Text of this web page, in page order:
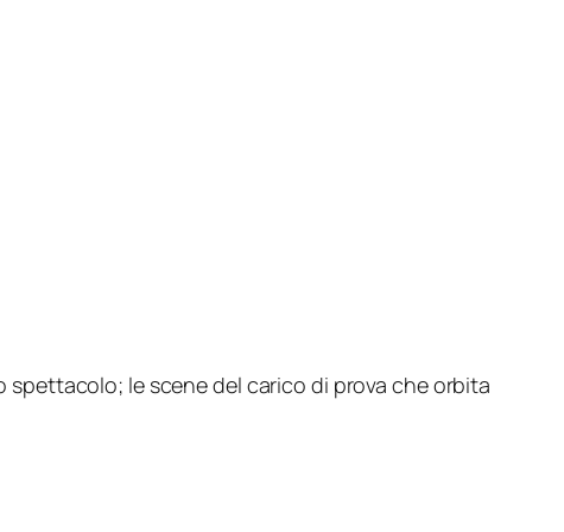
le scene del carico di prova che orbita